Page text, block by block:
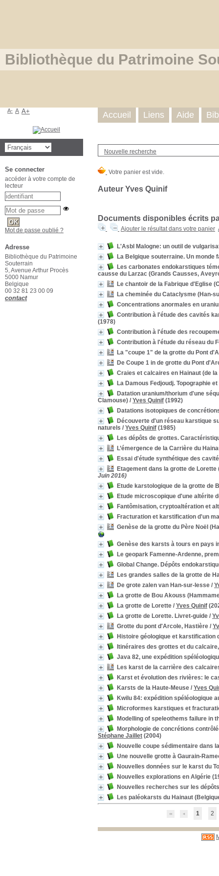
Bibliothèque du Patrimoine
Nouvelle recherche
Auteur Yves Quinif
Documents disponibles écrits
Ajouter le résultat dans votre panier
L'Asbl Malogne: un outil de
La Belgique souterraine. Un monde
Les carbonates endokarstiques
causse du Larzac (Grands Causses,
Le chantoir de la Fabrique d'Eglise
La cheminée du Cataclysme (Han-
Concentrations anormales en
Contribution à l'étude des cavités
(1978)
Contribution à l'étude des
Contribution à l'étude du réseau du
La "coupe 1" de la grotte du Pont
De Coupe 1 in de grotte du Pont
Craies et calcaires en Hainaut (de
La Damous Fedjoudj. Topographie
Datation uranium/thorium d'une
Clamouse) / Yves Quinif (1992)
Datations isotopiques de
Découverte d'un réseau karstique
naturels / Yves Quinif (1985)
Les dépôts de grottes.
L’émergence de la Carrière du
Essai d'étude synthétique des
Etagement dans la grotte de
Juin 2016)
Etude karstologique de la grotte de
Etude microscopique d'une altérite
Fantômisation, cryptoaltération et
Fracturation et karstification d'un
Genèse de la grotte du Père Noël
Genèse des karsts à tours en pays
Le geopark Famenne-Ardenne,
Global Change. Dépôts
Les grandes salles de la grotte de
De grote zalen van Han-sur-lesse /
La grotte de Bou Akouss
La grotte de Lorette / Yves Quinif
La grotte de Lorette. Livret-guide /
Grotte du pont d'Arcole, Hastière /
Histoire géologique et
Itinéraires des grottes et du
Java 82, une expédition
Les karst de la carrière des
Karst et évolution des rivières: le
Karsts de la Haute-Meuse / Yves
Kwilu 84: expédition spéléologique
Microformes karstiques et
Modelling of speleothems failure in
Morphologie de concrétions
Stéphane Jaillet (2004)
Nouvelle coupe sédimentaire dans
Une nouvelle grotte à Gaurain-
Nouvelles données sur le karst du
Nouvelles explorations en Algérie
Nouvelles recherches sur les
Les paléokarsts du Hainaut
1 2
Accueil Liens Aide
A- A A+
Se connecter
accéder à votre compte de
lecteur
Mot de passe oublié ?
Adresse
Bibliothèque du Patrimoine
Souterrain
5, Avenue Arthur Procès
5000 Namur
Belgique
00 32 81 23 00 09
contact